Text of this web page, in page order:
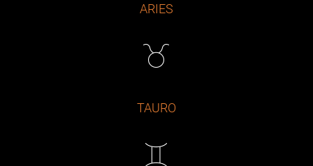
ARIES
TAURO